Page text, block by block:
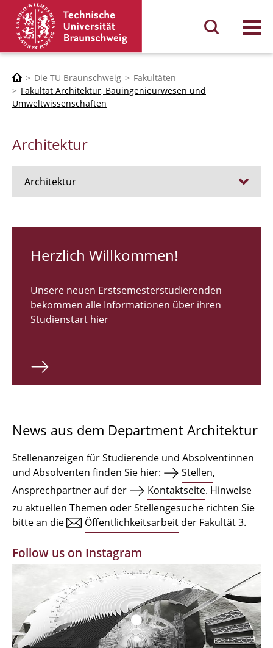
Menü
Die TU Braunschweig
Fakultäten
Fakultät Architektur, Bauingenieurwesen und
Umweltwissenschaften
Architektur
Architektur
RUNDGANG 26
Bachelor Architektur
Master Architektur
Qualifikationsprofil
Institute
Einrichtungen
Zeichensäle
MBW | Modellbauwerkstatt
Alumni | cloud club
Dokumente und Downloads
Herzlich Willkommen!
Unsere neuen Erstsemesterstudierenden
bekommen alle Informationen über ihren
Studienstart hier
News aus dem Department Architektur
Stellenanzeigen für Studierende und Absolventinnen
und Absolventen finden Sie hier:
Stellen,
Ansprechpartner auf der
Kontaktseite. Hinweise
zu aktuellen Themen oder Stellengesuche richten Sie
bitte an die
Öffentlichkeitsarbeit der Fakultät 3.
Follow us on Instagram